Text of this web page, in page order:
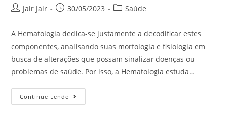
Jair Jair 30/05/2023 Saúde
A Hematologia dedica-se justamente a decodificar estes
componentes, analisando suas morfologia e fisiologia em
busca de alterações que possam sinalizar doenças ou
problemas de saúde. Por isso, a Hematologia estuda…
Continue Lendo